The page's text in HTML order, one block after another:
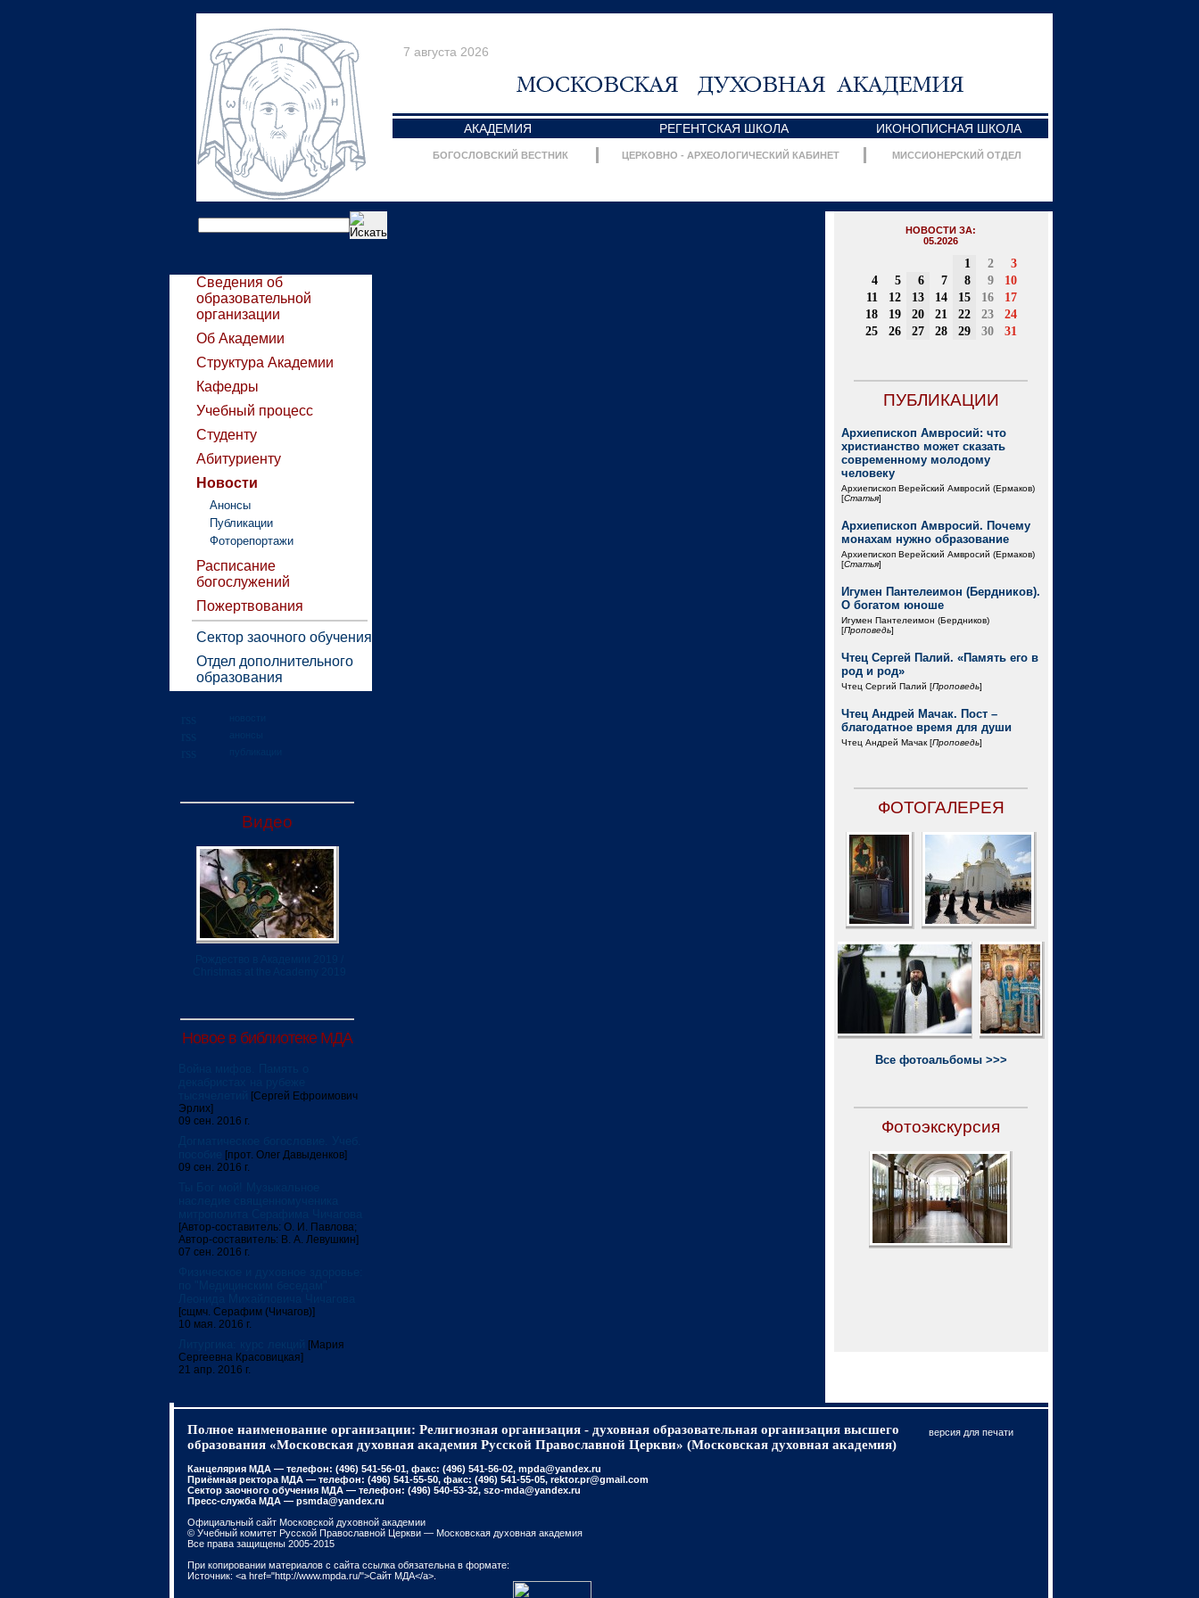
7 августа 2026
АКАДЕМИЯ РЕГЕНТСКАЯ ШКОЛА ИКОНОПИСНАЯ ШКОЛА
БОГОСЛОВСКИЙ ВЕСТНИК ЦЕРКОВНО - АРХЕОЛОГИЧЕСКИЙ КАБИНЕТ МИССИОНЕРСКИЙ ОТДЕЛ
Сведения об
образовательной
организации
Об Академии
Структура Академии
Кафедры
Учебный процесс
Студенту
Абитуриенту
Новости
Анонсы
Публикации
Фоторепортажи
Расписание
богослужений
Пожертвования
Сектор заочного обучения
Отдел дополнительного
образования
Видео
Новое в библиотеке МДА
[Сергей Ефроимович
Эрлих]
09 сен. 2016 г.
[прот. Олег Давыденков]
09 сен. 2016 г.
[Автор-составитель: О. И. Павлова;
Автор-составитель: В. А. Левушкин]
07 сен. 2016 г.
[сщмч. Серафим (Чичагов)]
10 мая. 2016 г.
[Мария
Сергеевна Красовицкая]
21 апр. 2016 г.
НОВОСТИ ЗА:
05.2026
1 2
3
4
5 6 7 8 9
10
11
12 13 14 15 16
17
18
19 20 21 22 23
24
25
26 27 28 29 30 31
ПУБЛИКАЦИИ
Архиепископ Амвросий: что
христианство может сказать
современному молодому
человеку
Архиепископ Верейский Амвросий (Ермаков)
[Статья]
Архиепископ Амвросий. Почему
монахам нужно образование
Архиепископ Верейский Амвросий (Ермаков)
[Статья]
Игумен Пантелеимон (Бердников).
О богатом юноше
Игумен Пантелеимон (Бердников)
[Проповедь]
Чтец Сергей Палий. «Память его в
род и род»
Чтец Сергий Палий [Проповедь]
Чтец Андрей Мачак. Пост –
благодатное время для души
Чтец Андрей Мачак [Проповедь]
ФОТОГАЛЕРЕЯ
Все фотоальбомы >>>
Фотоэкскурсия
версия для печати
Полное наименование организации: Религиозная организация - духовная образовательная организация высшего
образования «Московская духовная академия Русской Православной Церкви» (Московская духовная академия)
Канцелярия МДА — телефон: (496) 541-56-01, факс: (496) 541-56-02, mpda@yandex.ru
Приёмная ректора МДА — телефон: (496) 541-55-50, факс: (496) 541-55-05, rektor.pr@gmail.com
Сектор заочного обучения МДА — телефон: (496) 540-53-32, szo-mda@yandex.ru
Пресс-служба МДА — psmda@yandex.ru
Официальный сайт Московской духовной академии
© Учебный комитет Русской Православной Церкви — Московская духовная академия
Все права защищены 2005-2015
При копировании материалов с сайта ссылка обязательна в формате:
Источник: <a href="http://www.mpda.ru/">Сайт МДА</a>.